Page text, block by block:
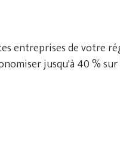
entreprises de
jusqu'à 40 % sur